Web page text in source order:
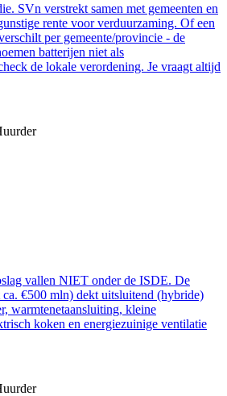
SVn verstrekt samen met gemeenten en
rente voor verduurzaming. Of een
per gemeente/provincie - de
batterijen niet als
de lokale verordening. Je vraagt altijd
vallen NIET onder de ISDE. De
€500 mln) dekt uitsluitend (hybride)
warmtenetaansluiting, kleine
koken en energiezuinige ventilatie